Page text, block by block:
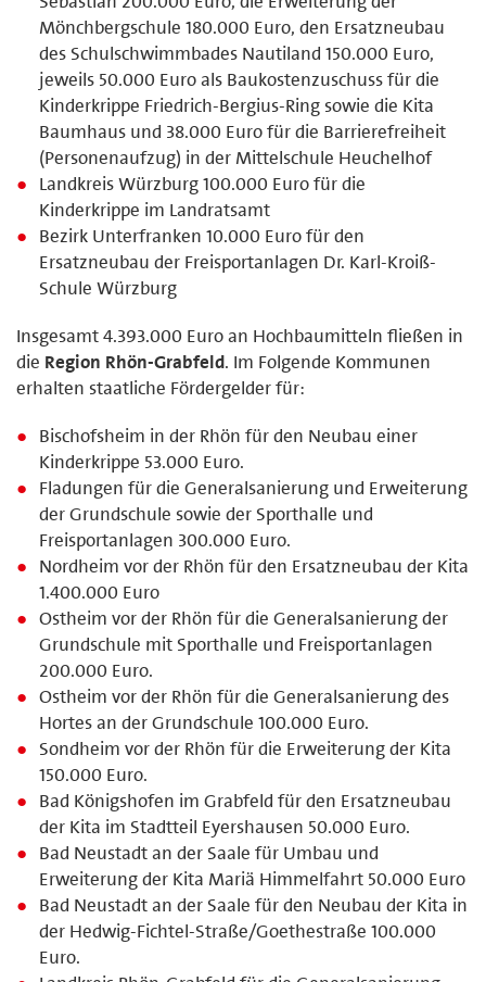
Mönchbergschule 180.000 Euro, den Ersatzneubau
des Schulschwimmbades Nautiland 150.000 Euro,
jeweils 50.000 Euro als Baukostenzuschuss für die
Kinderkrippe Friedrich-Bergius-Ring sowie die Kita
Baumhaus und 38.000 Euro für die Barrierefreiheit
(Personenaufzug) in der Mittelschule Heuchelhof
Landkreis Würzburg 100.000 Euro für die
Kinderkrippe im Landratsamt
Bezirk Unterfranken 10.000 Euro für den
Ersatzneubau der Freisportanlagen Dr. Karl-Kroiß-
Schule Würzburg
Insgesamt 4.393.000 Euro an Hochbaumitteln fließen in
die Region Rhön-Grabfeld. Im Folgende Kommunen
erhalten staatliche Fördergelder für:
Bischofsheim in der Rhön für den Neubau einer
Kinderkrippe 53.000 Euro.
Fladungen für die Generalsanierung und Erweiterung
der Grundschule sowie der Sporthalle und
Freisportanlagen 300.000 Euro.
Nordheim vor der Rhön für den Ersatzneubau der Kita
1.400.000 Euro
Ostheim vor der Rhön für die Generalsanierung der
Grundschule mit Sporthalle und Freisportanlagen
200.000 Euro.
Ostheim vor der Rhön für die Generalsanierung des
Hortes an der Grundschule 100.000 Euro.
Sondheim vor der Rhön für die Erweiterung der Kita
150.000 Euro.
Bad Königshofen im Grabfeld für den Ersatzneubau
der Kita im Stadtteil Eyershausen 50.000 Euro.
Bad Neustadt an der Saale für Umbau und
Erweiterung der Kita Mariä Himmelfahrt 50.000 Euro
Bad Neustadt an der Saale für den Neubau der Kita in
der Hedwig-Fichtel-Straße/Goethestraße 100.000
Euro.